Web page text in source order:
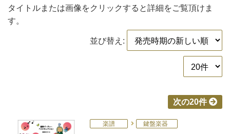
タイトルまたは画像をクリックすると詳細をご覧頂けま
す。
並び替え:
次の20件
楽譜 鍵盤楽器